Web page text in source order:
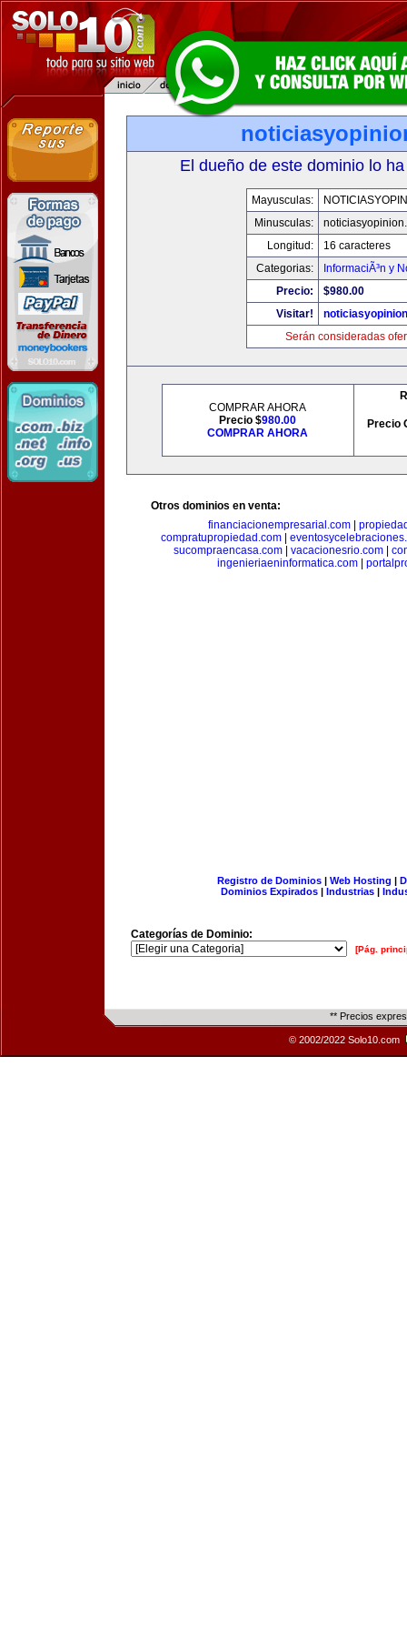
El dueño de este dominio lo
Mayusculas:
Minusculas:
Longitud:
16 caracteres
Categorias:
InformaciÃ³n y
Precio:
$980.00
Visitar!
Serán consideradas
COMPRAR AHORA
Precio $980.00
COMPRAR AHORA
Precio
Otros dominios en venta:
financiacionempresarial.com
compratupropiedad.com
sucompraencasa.com| vacacionesrio.com|
ingenieriaeninformatica.com|
Registro de Dominios| Web Hosting |
Dominios Expirados | Industrias |
Categorías de Dominio:
[Pág.
** Precios
© 2002/2022 Solo10.com